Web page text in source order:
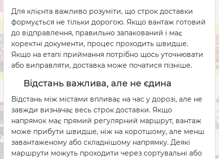
Для клієнта важливо розуміти, що строк доставки
формується не тільки дорогою. Якщо вантаж готовий
до відправлення, правильно запакований і має
коректні документи, процес проходить швидше.
Якщо на етапі приймання потрібно щось уточнювати
або виправляти, доставка може початися пізніше.
Відстань важлива, але не єдина
Відстань між містами впливає на час у дорозі, але не
завжди визначає весь строк доставки. Якщо
напрямок має прямий регулярний маршрут, вантаж
може прибути швидше, ніж на коротшому, але менш
завантаженому або складнішому напрямку. Деякі
маршрути можуть проходити через сортувальні або